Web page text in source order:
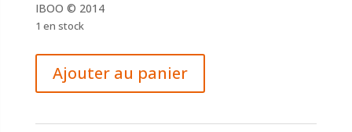
IBOO © 2014
1 en stock
Ajouter au panier